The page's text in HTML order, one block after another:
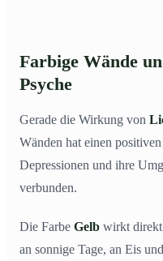
Farbige Wände
Psyche
Gerade die Wirkung von
Wänden hat einen
Depressionen und ihre
verbunden.
Die Farbe Gelb wirkt direkt
an sonnige Tage, an Eis